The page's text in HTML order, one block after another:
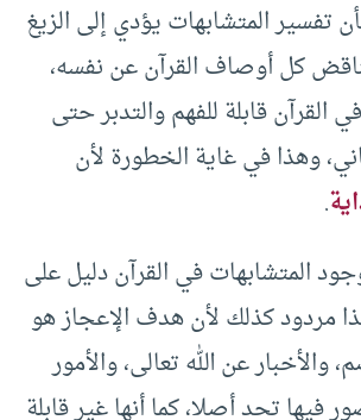
تفسير المتشابهات يؤدي إلى الزيغ
كل أوصاف القرآن عن نفسه،
القرآن قابلة للفهم والتدبر حتى
وهذا في غاية الخطورة لأن
.
المتشابهات في القرآن دليل على
مردود كذلك لأن هدف الإعجاز هو
والأخبار عن الله تعالى، والأمور
فيها تحد أصلا، كما أنها غير قابلة